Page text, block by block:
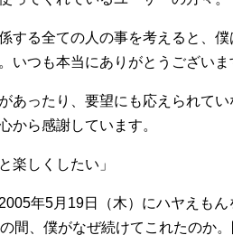
する全ての人の事を考えると、
いつも本当にありがとうございま
あったり、要望にも応えられて
から感謝しています。
楽しくしたい」
年5月19日（木）にハヤえも
間、僕がなぜ続けてこれたのか